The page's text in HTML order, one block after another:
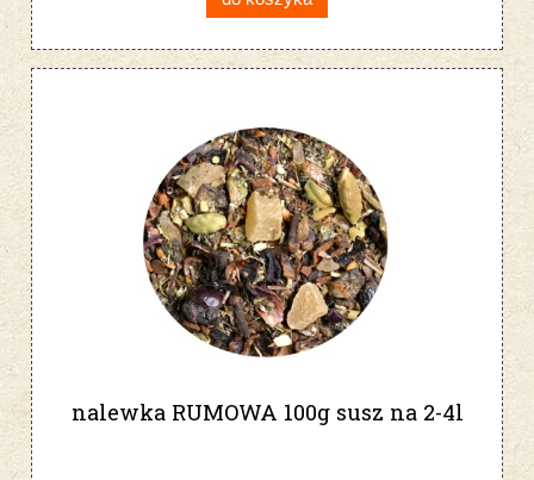
nalewka RUMOWA 100g susz na 2-4l